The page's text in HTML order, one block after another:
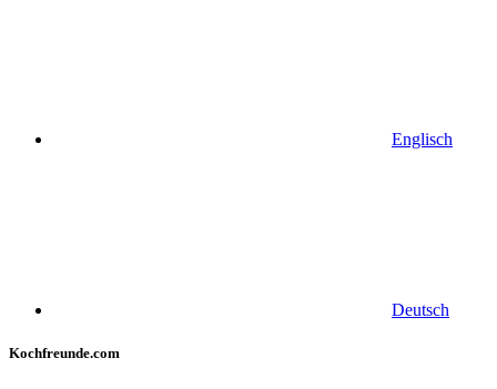
Englisch
Deutsch
Kochfreunde.com